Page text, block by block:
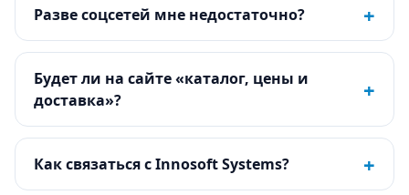
Разве соцсетей мне недостаточно? +
Будет ли на сайте «каталог, цены и
доставка»?
+
Как связаться с Innosoft Systems? +